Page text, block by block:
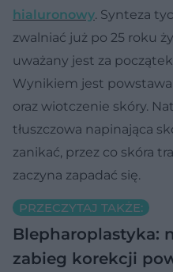
hialuronowy. Synteza
zwalniać już po 25 roku
uważany jest za
Wynikiem jest
oraz wiotczenie skóry.
tłuszczowa napinająca
zanikać, przez co skóra
zaczyna zapadać się.
PRZECZYTAJ TAKŻE:
Blepharoplastyka:
zabieg korekcji